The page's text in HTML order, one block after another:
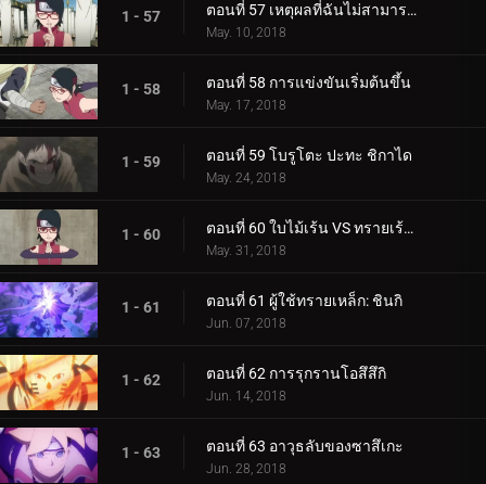
1 - 57 ตอนที่ 57 เหตุผลที่ฉันไม่สามารถสูญเสีย
May. 10, 2018
1 - 58 ตอนที่ 58 การแข่งขันเริ่มต้นขึ้น
May. 17, 2018
1 - 59 ตอนที่ 59 โบรูโตะ ปะทะ ชิกาได
May. 24, 2018
1 - 60 ตอนที่ 60 ใบไม้เร้น VS ทรายเร้นลับ
May. 31, 2018
1 - 61 ตอนที่ 61 ผู้ใช้ทรายเหล็ก: ชินกิ
Jun. 07, 2018
1 - 62 ตอนที่ 62 การรุกรานโอสึสึกิ
Jun. 14, 2018
1 - 63 ตอนที่ 63 อาวุธลับของซาสึเกะ
Jun. 28, 2018